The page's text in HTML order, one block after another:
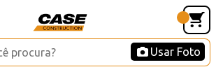
Usar Foto